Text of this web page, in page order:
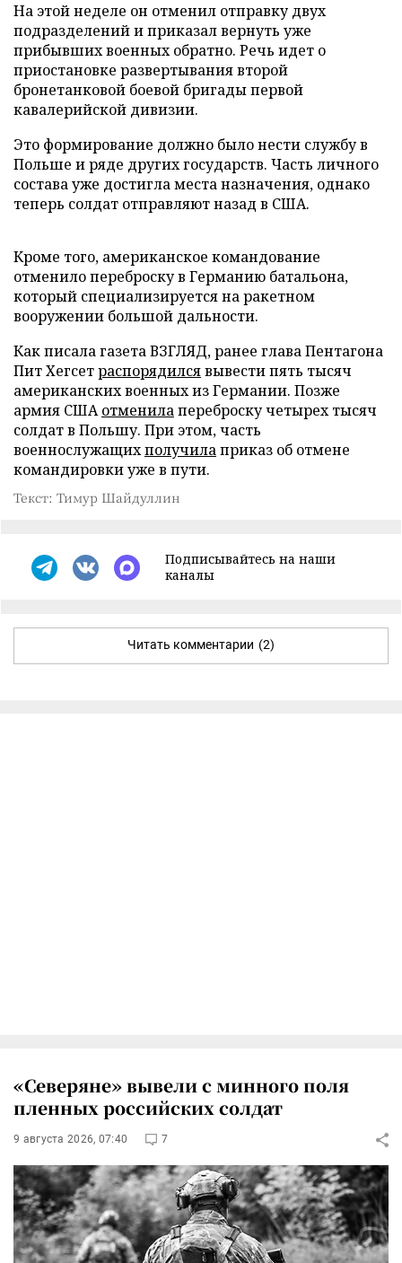
На этой неделе он отменил отправку двух
подразделений и приказал вернуть уже
прибывших военных обратно. Речь идет о
приостановке развертывания второй
бронетанковой боевой бригады первой
кавалерийской дивизии.
Это формирование должно было нести службу в
Польше и ряде других государств. Часть личного
состава уже достигла места назначения, однако
теперь солдат отправляют назад в США.
Кроме того, американское командование
отменило переброску в Германию батальона,
который специализируется на ракетном
вооружении большой дальности.
Как писала газета ВЗГЛЯД, ранее глава Пентагона
Пит Хегсетраспорядилсявывести пять тысяч
американских военных из Германии. Позже
армия СШАотменилапереброску четырех тысяч
солдат в Польшу. При этом, часть
военнослужащихполучилаприказ об отмене
командировки уже в пути.
Текст: Тимур Шайдуллин
Подписывайтесь на наши
каналы
Читать комментарии (2)
«Северяне» вывели с минного поля
пленных российских солдат
9 августа 2026, 07:40 7